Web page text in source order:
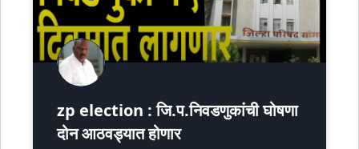
zp election : जि.प.निवडणुकांची घोषणा
दोन आठवड्यात होणार